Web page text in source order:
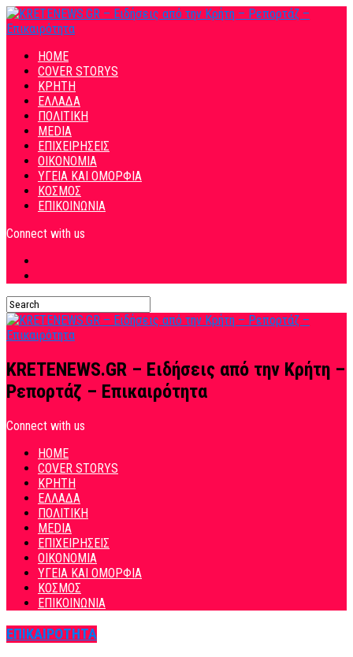
HOME
COVER STORYS
ΚΡΗΤΗ
ΕΛΛΑΔΑ
ΠΟΛΙΤΙΚΗ
MEDIA
ΕΠΙΧΕΙΡΗΣΕΙΣ
ΟΙΚΟΝΟΜΙΑ
ΥΓΕΙΑ ΚΑΙ ΟΜΟΡΦΙΑ
ΚΟΣΜΟΣ
ΕΠΙΚΟΙΝΩΝΙΑ
Connect with us
KRETENEWS.GR – Ειδήσεις από την Κρήτη –
Ρεπορτάζ – Επικαιρότητα
Connect with us
HOME
COVER STORYS
ΚΡΗΤΗ
ΕΛΛΑΔΑ
ΠΟΛΙΤΙΚΗ
MEDIA
ΕΠΙΧΕΙΡΗΣΕΙΣ
ΟΙΚΟΝΟΜΙΑ
ΥΓΕΙΑ ΚΑΙ ΟΜΟΡΦΙΑ
ΚΟΣΜΟΣ
ΕΠΙΚΟΙΝΩΝΙΑ
ΕΠΙΚΑΙΡΟΤΗΤΑ